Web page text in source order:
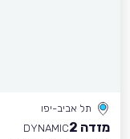
תל אביב-יפו
מזדה 2
DYNAMIC